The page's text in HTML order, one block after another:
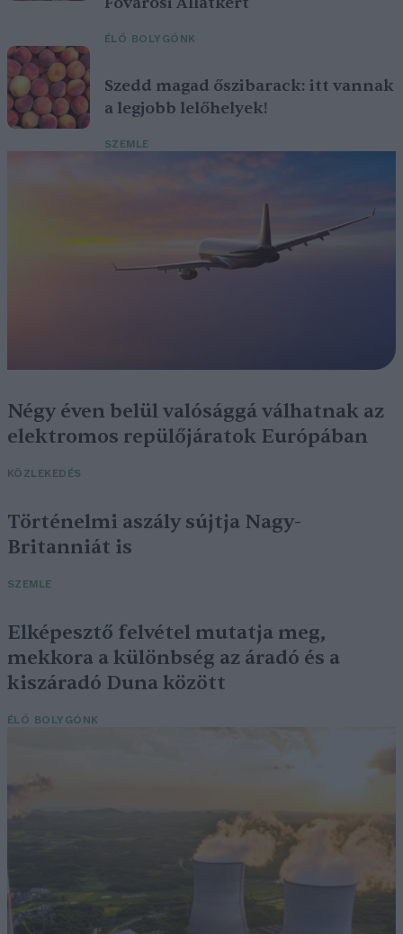
ÉLŐ BOLYGÓNK
Szedd magad őszibarack: itt vannak
a legjobb lelőhelyek!
SZEMLE
Négy éven belül valósággá válhatnak az
elektromos repülőjáratok Európában
KÖZLEKEDÉS
Történelmi aszály sújtja Nagy-
Britanniát is
SZEMLE
Elképesztő felvétel mutatja meg,
mekkora a különbség az áradó és a
kiszáradó Duna között
ÉLŐ BOLYGÓNK